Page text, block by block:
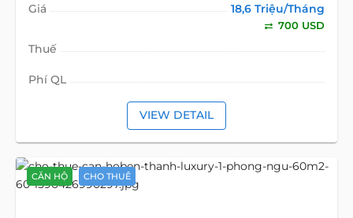
Giá
18,6 Triệu/Tháng
700 USD
Thuế
Phí QL
VIEW DETAIL
CĂN HỘ CHO THUÊ